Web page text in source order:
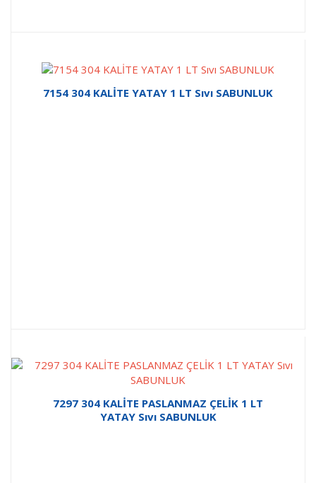
7154 304 KALİTE YATAY 1 LT Sıvı SABUNLUK
7297 304 KALİTE PASLANMAZ ÇELİK 1 LT
YATAY Sıvı SABUNLUK